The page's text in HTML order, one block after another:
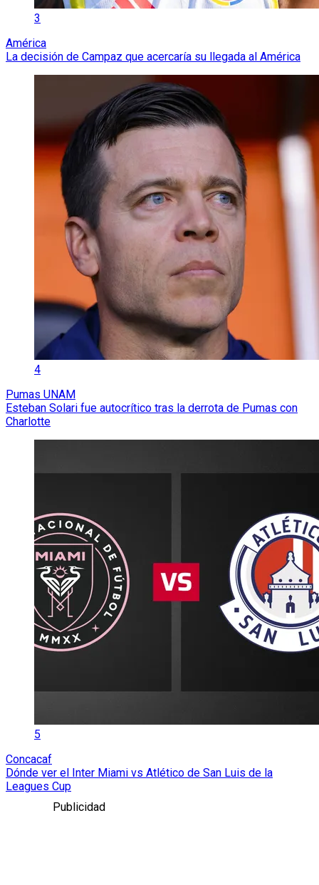
3
América
La decisión de Campaz que acercaría su llegada al América
4
Pumas UNAM
Esteban Solari fue autocrítico tras la derrota de Pumas con
Charlotte
5
Concacaf
Dónde ver el Inter Miami vs Atlético de San Luis de la
Leagues Cup
Publicidad